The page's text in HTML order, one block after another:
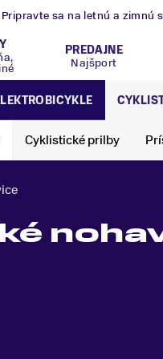
Pripravte sa na letnú a zimnú
PREDAJNE
Najšport
Cyklistické prilby